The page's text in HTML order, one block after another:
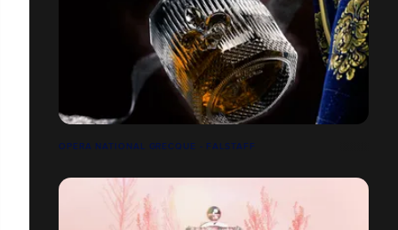
OPERA NATIONAL GRECQUE - FALSTAFF